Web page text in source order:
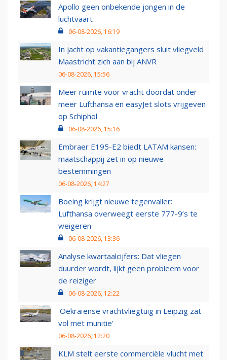
Apollo geen onbekende jongen in de
luchtvaart
06-08-2026, 16:19
In jacht op vakantiegangers sluit vliegveld
Maastricht zich aan bij ANVR
06-08-2026, 15:56
Meer ruimte voor vracht doordat onder
meer Lufthansa en easyJet slots vrijgeven
op Schiphol
06-08-2026, 15:16
Embraer E195-E2 biedt LATAM kansen:
maatschappij zet in op nieuwe
bestemmingen
06-08-2026, 14:27
Boeing krijgt nieuwe tegenvaller:
Lufthansa overweegt eerste 777-9’s te
weigeren
06-08-2026, 13:36
Analyse kwartaalcijfers: Dat vliegen
duurder wordt, lijkt geen probleem voor
de reiziger
06-08-2026, 12:22
'Oekraïense vrachtvliegtuig in Leipzig zat
vol met munitie'
06-08-2026, 12:20
KLM stelt eerste commerciële vlucht met